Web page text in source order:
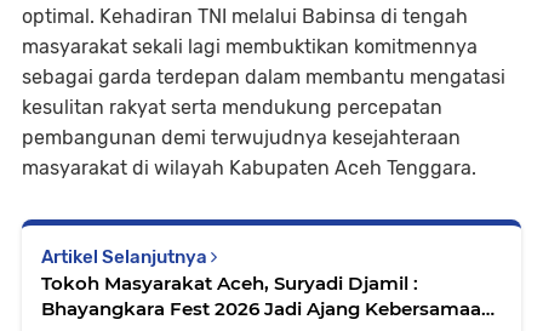
optimal. Kehadiran TNI melalui Babinsa di tengah
masyarakat sekali lagi membuktikan komitmennya
sebagai garda terdepan dalam membantu mengatasi
kesulitan rakyat serta mendukung percepatan
pembangunan demi terwujudnya kesejahteraan
masyarakat di wilayah Kabupaten Aceh Tenggara.
Artikel Selanjutnya
Tokoh Masyarakat Aceh, Suryadi Djamil :
Bhayangkara Fest 2026 Jadi Ajang Kebersamaan